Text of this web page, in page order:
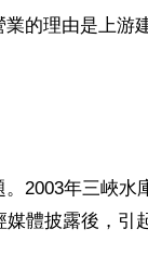
的理由是上游
2003年三峽水
體披露後，引